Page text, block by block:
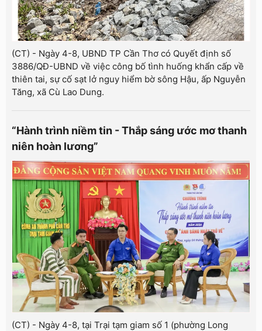
(CT) - Ngày 4-8, UBND TP Cần Thơ có Quyết định số
3886/QĐ-UBND về việc công bố tình huống khẩn cấp về
thiên tai, sự cố sạt lở nguy hiểm bờ sông Hậu, ấp Nguyễn
Tăng, xã Cù Lao Dung.
“Hành trình niềm tin - Thắp sáng ước mơ thanh
niên hoàn lương”
(CT) - Ngày 4-8, tại Trại tạm giam số 1 (phường Long